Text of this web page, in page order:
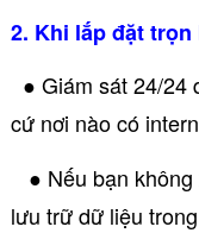
2. Khi lắp đặt trọn
● Giám sát 24/24
cứ nơi nào có
● Nếu bạn
lưu trữ dữ liệu